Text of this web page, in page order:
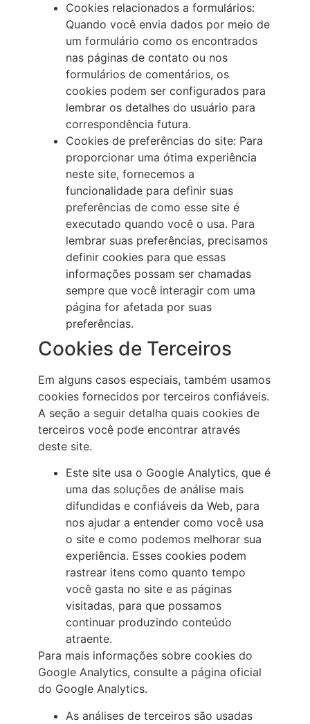
Cookies relacionados a formulários:
Quando você envia dados por meio de
um formulário como os encontrados
nas páginas de contato ou nos
formulários de comentários, os
cookies podem ser configurados para
lembrar os detalhes do usuário para
correspondência futura.
Cookies de preferências do site: Para
proporcionar uma ótima experiência
neste site, fornecemos a
funcionalidade para definir suas
preferências de como esse site é
executado quando você o usa. Para
lembrar suas preferências, precisamos
definir cookies para que essas
informações possam ser chamadas
sempre que você interagir com uma
página for afetada por suas
preferências.
Cookies de Terceiros
Em alguns casos especiais, também usamos
cookies fornecidos por terceiros confiáveis.
A seção a seguir detalha quais cookies de
terceiros você pode encontrar através
deste site.
Este site usa o Google Analytics, que é
uma das soluções de análise mais
difundidas e confiáveis da Web, para
nos ajudar a entender como você usa
o site e como podemos melhorar sua
experiência. Esses cookies podem
rastrear itens como quanto tempo
você gasta no site e as páginas
visitadas, para que possamos
continuar produzindo conteúdo
atraente.
Para mais informações sobre cookies do
Google Analytics, consulte a página oficial
do Google Analytics.
As análises de terceiros são usadas